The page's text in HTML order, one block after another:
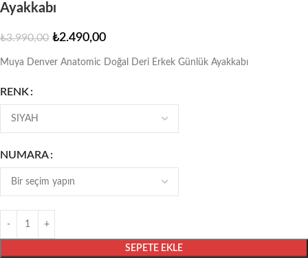
Ayakkabı
₺3.990,00 ₺2.490,00
Muya Denver Anatomic Doğal Deri Erkek Günlük Ayakkabı
RENK
NUMARA
SEPETE EKLE